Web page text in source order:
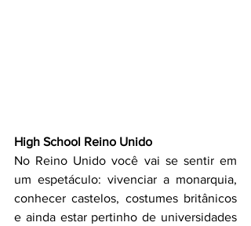
High School Reino Unido
No Reino Unido você vai se sentir em
um espetáculo: vivenciar a monarquia,
conhecer castelos, costumes britânicos
e ainda estar pertinho de universidades